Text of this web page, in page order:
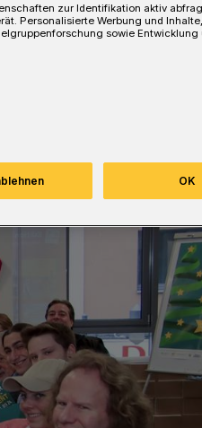
zur Identifikation aktiv
Personalisierte Werbung und
sowie Entwicklung
OK